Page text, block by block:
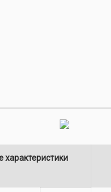
характеристики